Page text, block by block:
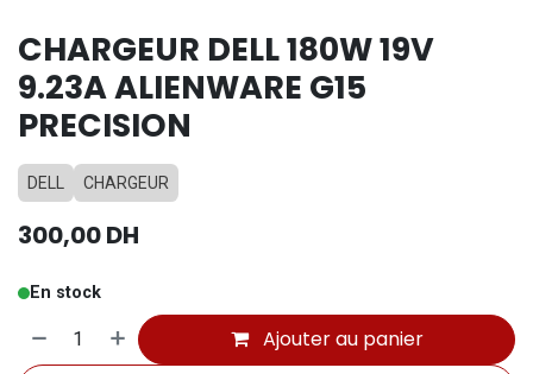
CHARGEUR DELL 180W 19V
9.23A ALIENWARE G15
PRECISION
DELL CHARGEUR
300,00DH
En stock
Ajouter au panier